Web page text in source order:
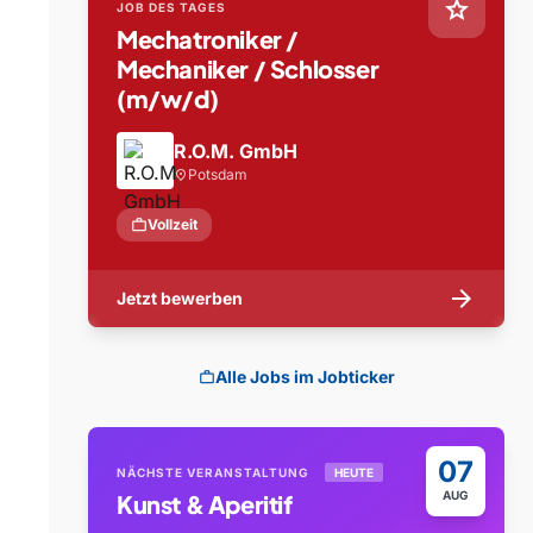
star
JOB DES TAGES
Mechatroniker /
Mechaniker / Schlosser
(m/w/d)
R.O.M. GmbH
location_on Potsdam
workVollzeit
Jetzt bewerben arrow_forward
workAlle Jobs im Jobticker
07
AUG
NÄCHSTE VERANSTALTUNG HEUTE
Kunst & Aperitif